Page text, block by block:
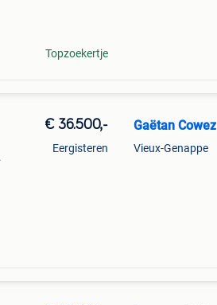
Topzoekertje
€ 36.500,-
Eergisteren
Gaëtan Cowez
Vieux-Genappe